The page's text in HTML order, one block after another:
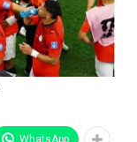
WhatsApp